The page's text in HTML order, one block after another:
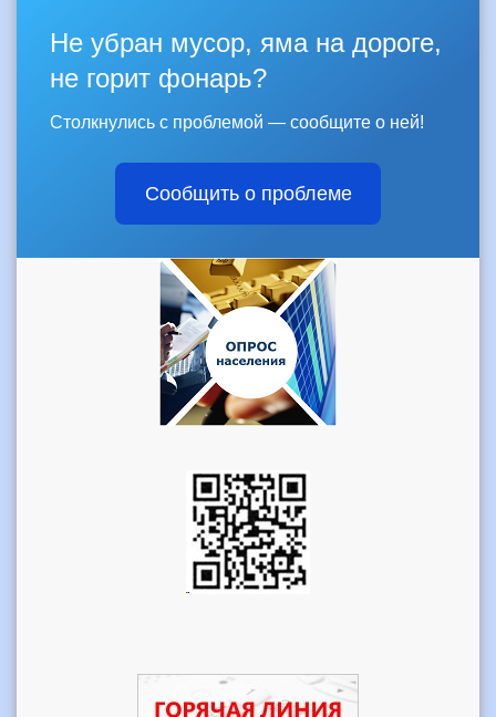
Не убран мусор, яма на дороге,
не горит фонарь?
Столкнулись с проблемой — сообщите о ней!
Сообщить о проблеме